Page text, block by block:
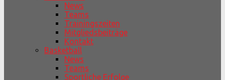
News
Teams
Trainingszeiten
Mitgliedsbeiträge
Kontakt
Basketball
News
Teams
Sportliche Erfolge